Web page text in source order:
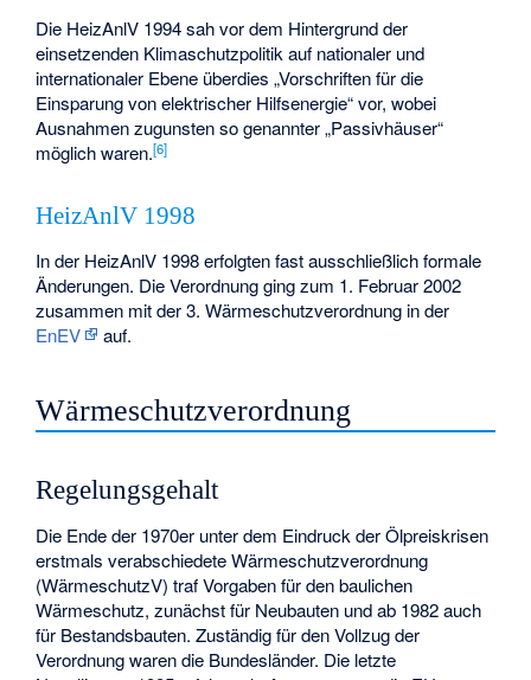
Die HeizAnlV 1994 sah vor dem Hintergrund der
einsetzenden Klimaschutzpolitik auf nationaler und
internationaler Ebene überdies „Vorschriften für die
Einsparung von elektrischer Hilfsenergie“ vor, wobei
Ausnahmen zugunsten so genannter „Passivhäuser“
möglich waren.[6]
HeizAnlV 1998
In der HeizAnlV 1998 erfolgten fast ausschließlich formale
Änderungen. Die Verordnung ging zum 1. Februar 2002
zusammen mit der 3. Wärmeschutzverordnung in der
EnEV
auf.
Wärmeschutzverordnung
Regelungsgehalt
Die Ende der 1970er unter dem Eindruck der Ölpreiskrisen
erstmals verabschiedete Wärmeschutzverordnung
(WärmeschutzV) traf Vorgaben für den baulichen
Wärmeschutz, zunächst für Neubauten und ab 1982 auch
für Bestandsbauten. Zuständig für den Vollzug der
Verordnung waren die Bundesländer. Die letzte